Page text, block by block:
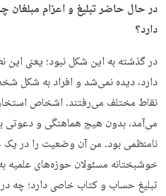
در حال حاضر تبلیغ و اعزام مبلغان
دارد؟
در گذشته به این شکل نبود؛ یعنی
دارد، دیده نمی‌شد و افراد به شکل
نقاط مختلف می‌رفتند. اشخاص
می‌آمد، بدون هیچ هماهنگی و دعوتی
نامنظمی بود. من آن وضعیت را در
خوشبختانه مسئولان حوزه‌های علمیه
تبلیغ حساب و کتاب خاصی دارد؛ چه